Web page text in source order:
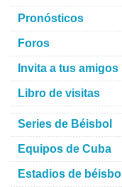
Pronósticos
Foros
Invita a tus amigos
Libro de visitas
Series de Béisbol
Equipos de Cuba
Estadios de béisbol